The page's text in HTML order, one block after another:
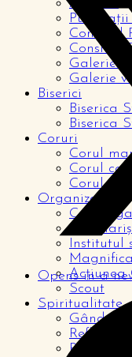
Articole
Consiliul
Consiliul
Galerie
Galerie
Biserici
Biserica
Biserica
Coruri
Corul
Corul
Corul
Organizații
Institutul
Acțiunea
Scout
Spiritualitate
Gândul
Reflecții
Rugăciuni
Opens in a